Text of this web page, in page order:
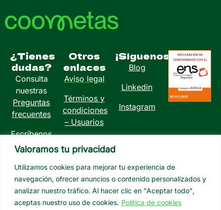
Valoramos tu privacidad
Utilizamos cookies para mejorar tu experiencia de
navegación, ofrecer anuncios o contenido personalizados y
analizar nuestro tráfico. Al hacer clic en "Aceptar todo",
aceptas nuestro uso de cookies. Política de cookies
¿Tienes
dudas?
Consulta
nuestras
Preguntas
frecuentes
Escríbenos
a
info@coometas.com
Otros
enlaces
Aviso legal
Términos y
condiciones
– Usuarios
privacidad
Política de
cookies
¡Síguenos!
Blog
Linkedin
Instagram